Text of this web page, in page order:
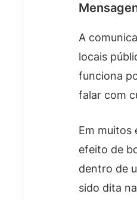
A
locais
funciona
falar com
Em muitos
efeito de
dentro de
sido dita